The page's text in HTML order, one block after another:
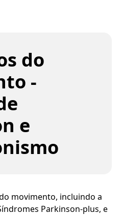
do
-
e
movimento, incluindo a
Parkinson-plus, e